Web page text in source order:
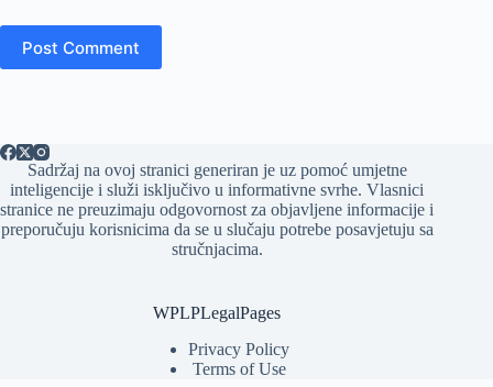
Post Comment
Sadržaj na ovoj stranici generiran je uz pomoć umjetne
inteligencije i služi isključivo u informativne svrhe. Vlasnici
stranice ne preuzimaju odgovornost za objavljene informacije i
preporučuju korisnicima da se u slučaju potrebe posavjetuju sa
stručnjacima.
WPLPLegalPages
Privacy Policy
Terms of Use